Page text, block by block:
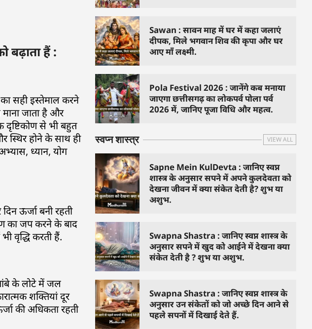
बढ़ाता हैं :
सही इस्तेमाल करने
माना जाता है और
दृष्टिकोण से भी बहुत
स्थिर होने के साथ ही
ध्यान, योग
ऊर्जा बनी रहती
का जप करने के बाद
वृद्धि करती हैं.
के लोटे में जल
शक्तियां दूर
की अधिकता रहती
Sawan : सावन माह में घर में कहा जलाएं
दीपक, मिले भगवान शिव की कृपा और घर
आए माँ लक्ष्मी.
Pola Festival 2026 : जानेंगे कब मनाया
जाएगा छत्तीसगढ़ का लोकपर्व पोला पर्व
2026 में, जानिए पूजा विधि और महत्व.
स्वप्न शास्त्र VIEW ALL
Sapne Mein KulDevta : जानिए स्वप्न
शास्त्र के अनुसार सपने में अपने कुलदेवता को
देखना जीवन में क्या संकेत देती है? शुभ या
अशुभ.
Swapna Shastra : जानिए स्वप्न शास्त्र के
अनुसार सपने में खुद को आईने में देखना क्या
संकेत देती है ? शुभ या अशुभ.
Swapna Shastra : जानिए स्वप्न शास्त्र के
अनुसार उन संकेतों को जो अच्छे दिन आने से
पहले सपनों में दिखाई देते हैं.